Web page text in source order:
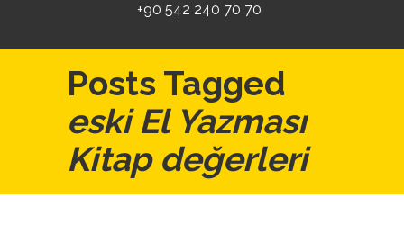
+90 542 240 70 70
Posts Tagged
eski El Yazması
Kitap değerleri